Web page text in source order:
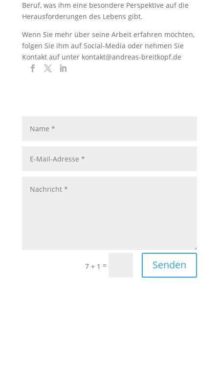
Beruf, was ihm eine besondere Perspektive auf die
Herausforderungen des Lebens gibt.
Wenn Sie mehr über seine Arbeit erfahren möchten,
folgen Sie ihm auf Social-Media oder nehmen Sie
Kontakt auf unter kontakt@andreas-breitkopf.de
7 + 1 = Senden